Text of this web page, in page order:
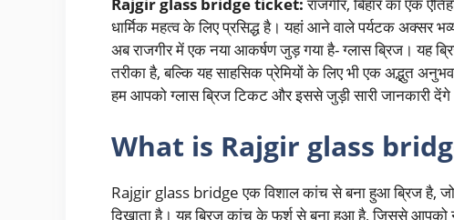
धार्मिक महत्व के लिए प्रसिद्ध है। यहां आने वाले पर्यटक अक्सर
अब राजगीर में एक नया आकर्षण जुड़ गया है- ग्लास ब्रिज। यह
तरीका है, बल्कि यह साहसिक प्रेमियों के लिए भी एक अद्भुत
हम आपको ग्लास ब्रिज टिकट और इससे जुड़ी सारी जानकारी
What is Rajgir glass
Rajgir glass bridge एक विशाल कांच से बना हुआ ब्रिज है,
दिखाता है। यह ब्रिज कांच के फर्श से बना हुआ है, जिससे